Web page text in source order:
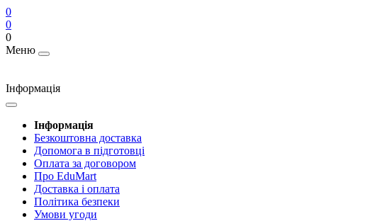
0
0
0
Меню
Інформація
Інформація
Безкоштовна доставка
Допомога в підготовці
Оплата за договором
Про EduMart
Доставка і оплата
Політика безпеки
Умови угоди